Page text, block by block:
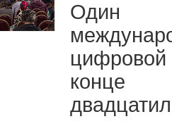
Один
конце